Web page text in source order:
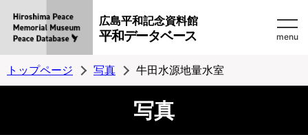
広島平和記念資料館
平和データベース menu
トップページ 写真 牛田水源地量水室
写真